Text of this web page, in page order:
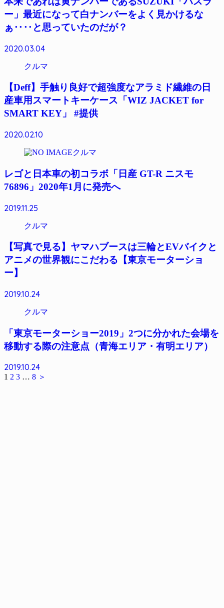
ー」最近になって白ナンバーをよく見かけるな
ぁ‥‥と思っていたのだが？
2020.03.04
クルマ
【Deff】手触り良好で超強度なアラミド繊維の日
産車用スマートキーケース「WIZ JACKET for
SMART KEY」 #提供
2020.02.10
クルマ
レゴと日本車の初コラボ「日産 GT-R ニスモ
76896」2020年1月に発売へ
2019.11.25
クルマ
【写真で見る】ヤマハブースは三輪とEVバイクと
アニメの世界観にこだわる【東京モーターショ
ー】
2019.10.24
クルマ
「東京モーターショー2019」2つに分かれた会場を
移動する際の注意点（青海エリア・有明エリア）
2019.10.24
1 2 3 … 8 ＞